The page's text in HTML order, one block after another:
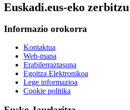
Euskadi.eus-eko
Informazio orokorra
Kontaktua
Web-mapa
Erabilerraztasuna
Egoitza Elektronikoa
Lege informazioa
Cookie politika